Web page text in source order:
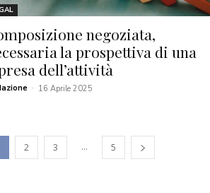
negoziata,
la prospettiva di una
dell’attività
- 16 Aprile 2025
2 3 ... 5